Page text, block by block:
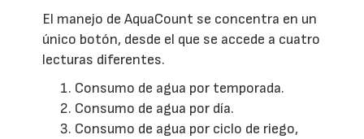
El manejo de AquaCount se concentra en un
único botón, desde el que se accede a cuatro
lecturas diferentes.
Consumo de agua por temporada.
Consumo de agua por día.
Consumo de agua por ciclo de riego,